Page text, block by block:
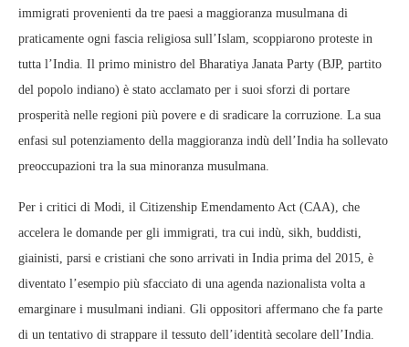
immigrati provenienti da tre paesi a maggioranza musulmana di
praticamente ogni fascia religiosa sull’Islam, scoppiarono proteste in
tutta l’India. Il primo ministro del Bharatiya Janata Party (BJP, partito
del popolo indiano) è stato acclamato per i suoi sforzi di portare
prosperità nelle regioni più povere e di sradicare la corruzione. La sua
enfasi sul potenziamento della maggioranza indù dell’India ha sollevato
preoccupazioni tra la sua minoranza musulmana.
Per i critici di Modi, il Citizenship Emendamento Act (CAA), che
accelera le domande per gli immigrati, tra cui indù, sikh, buddisti,
giainisti, parsi e cristiani che sono arrivati ​​in India prima del 2015, è
diventato l’esempio più sfacciato di una agenda nazionalista volta a
emarginare i musulmani indiani. Gli oppositori affermano che fa parte
di un tentativo di strappare il tessuto dell’identità secolare dell’India.